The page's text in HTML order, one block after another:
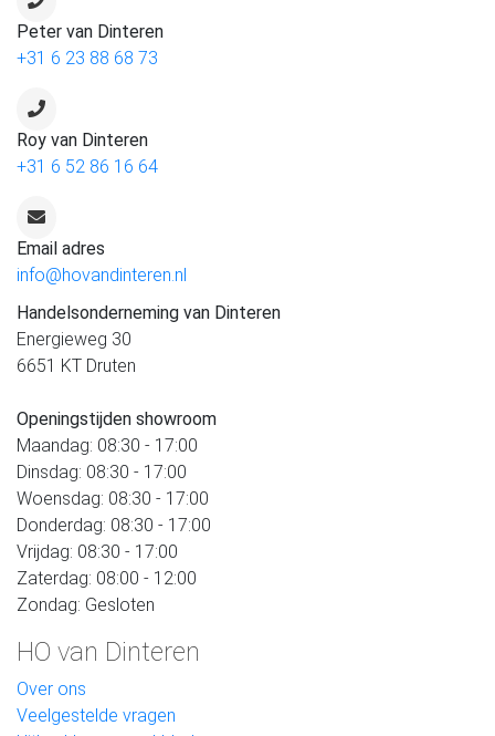
Peter van Dinteren
+31 6 23 88 68 73
Roy van Dinteren
+31 6 52 86 16 64
Email adres
info@hovandinteren.nl
Handelsonderneming van Dinteren
Energieweg 30
6651 KT Druten
Openingstijden showroom
Maandag: 08:30 - 17:00
Dinsdag: 08:30 - 17:00
Woensdag: 08:30 - 17:00
Donderdag: 08:30 - 17:00
Vrijdag: 08:30 - 17:00
Zaterdag: 08:00 - 12:00
Zondag: Gesloten
HO van Dinteren
Over ons
Veelgestelde vragen